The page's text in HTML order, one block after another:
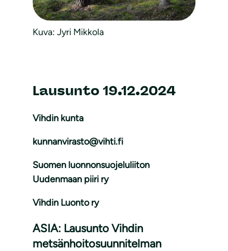
Kuva: Jyri Mikkola
Lausunto 19.12.2024
Vihdin kunta
kunnanvirasto@vihti.fi
Suomen luonnonsuojeluliiton
Uudenmaan piiri ry
Vihdin Luonto ry
ASIA: Lausunto Vihdin
metsänhoitosuunnitelman